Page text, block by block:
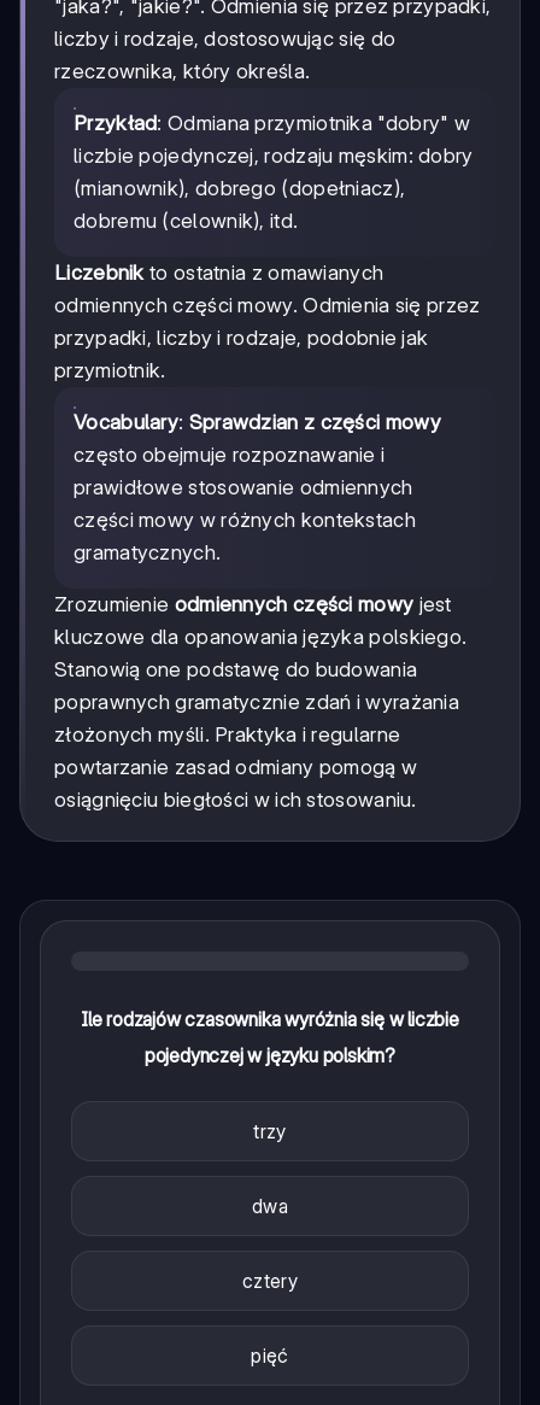
"jaka?", "jakie?". Odmienia się przez przypadki,
liczby i rodzaje, dostosowując się do
rzeczownika, który określa.
Przykład: Odmiana przymiotnika "dobry" w
liczbie pojedynczej, rodzaju męskim: dobry
(mianownik), dobrego (dopełniacz),
dobremu (celownik), itd.
Liczebnik to ostatnia z omawianych
odmiennych części mowy. Odmienia się przez
przypadki, liczby i rodzaje, podobnie jak
przymiotnik.
Vocabulary: Sprawdzian z części mowy
często obejmuje rozpoznawanie i
prawidłowe stosowanie odmiennych
części mowy w różnych kontekstach
gramatycznych.
Zrozumienie odmiennych części mowy jest
kluczowe dla opanowania języka polskiego.
Stanowią one podstawę do budowania
poprawnych gramatycznie zdań i wyrażania
złożonych myśli. Praktyka i regularne
powtarzanie zasad odmiany pomogą w
osiągnięciu biegłości w ich stosowaniu.
Ile rodzajów czasownika wyróżnia się w liczbie
pojedynczej w języku polskim?
trzy
dwa
cztery
pięć